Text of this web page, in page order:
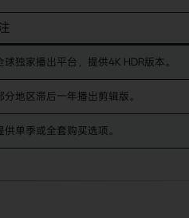
球独家播出平台，提供4K HDR版本。
分地区滞后一年播出剪辑版。
供单季或全套购买选项。